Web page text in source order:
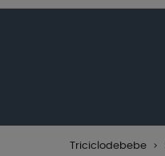
Triciclodebebe